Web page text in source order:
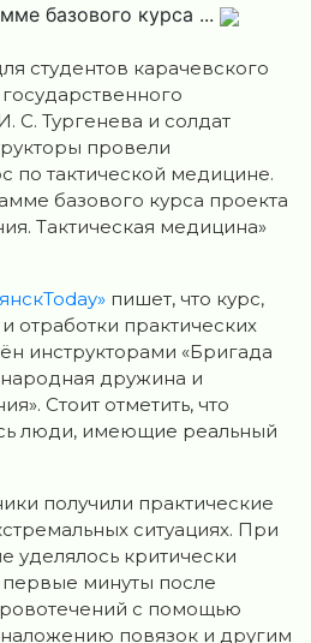
базового курса ...
студентов карачевского
С. Тургенева и солдат
провели
по тактической медицине.
базового курса проекта
Тактическая медицина»
пишет, что курс,
отработки практических
инструкторами «Бригада
народная дружина и
Стоит отметить, что
люди, имеющие реальный
получили практические
ситуациях. При
уделялось критически
минуты после
с помощью
повязок и другим